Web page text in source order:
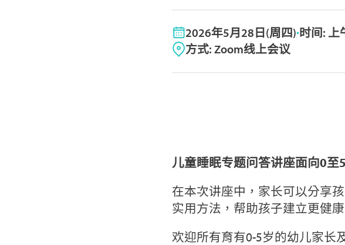
2026年5月28日(周四) 时间: 上
方式: Zoom线上会议
儿童睡眠专题问答讲座面向0至
在本次讲座中，家长可以分享
实用方法，帮助孩子建立更健
欢迎所有育有0-5岁的幼儿家长